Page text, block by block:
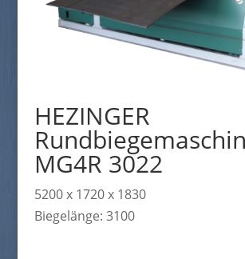
HEZINGER
MG4R 3022
5200 x 1720 x 1830
Biegelänge: 3100